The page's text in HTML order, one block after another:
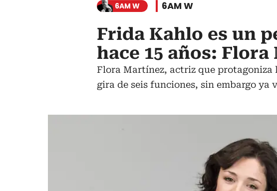
6AM W 6AM W
Frida Kahlo es un
hace 15 años:
Flora Martínez, actriz que protagoniza
gira de seis funciones, sin embargo ya